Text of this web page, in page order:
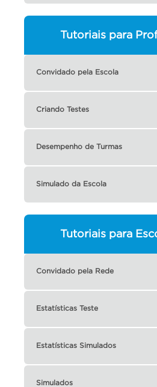
Tutoriais para
Convidado pela Escola
Criando Testes
Desempenho de Turmas
Simulado da Escola
Tutoriais para
Convidado pela Rede
Estatísticas Teste
Estatísticas Simulados
Simulados